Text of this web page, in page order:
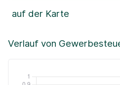
Verlauf von
auf der Karte
+
Leaflet|©OpenStreetMap,